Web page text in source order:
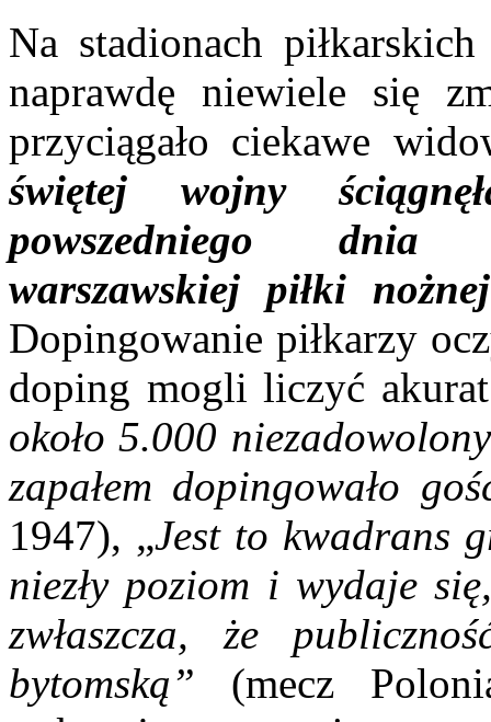
Na stadionach
naprawdę niewiele się
przyciągało ciekawe
świętej wojny
powszedniego dnia
warszawskiej piłki
Dopingowanie piłkarzy
doping mogli liczyć
około 5.000
zapałem dopingowało
1947), „Jest to kwadrans
niezły poziom i wydaje
zwłaszcza, że
bytomską” (mecz